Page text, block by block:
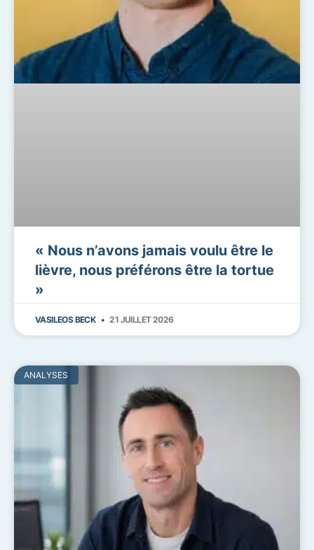
« Nous n’avons jamais voulu être le
lièvre, nous préférons être la tortue
»
VASILEOS BECK 21 JUILLET 2026
ANALYSES